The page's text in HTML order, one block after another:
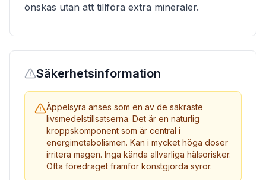
önskas utan att tillföra extra mineraler.
Säkerhetsinformation
Äppelsyra anses som en av de säkraste
livsmedelstillsatserna. Det är en naturlig
kroppskomponent som är central i
energimetabolismen. Kan i mycket höga doser
irritera magen. Inga kända allvarliga hälsorisker.
Ofta föredraget framför konstgjorda syror.